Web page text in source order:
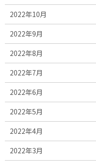
2022年10月
2022年9月
2022年8月
2022年7月
2022年6月
2022年5月
2022年4月
2022年3月